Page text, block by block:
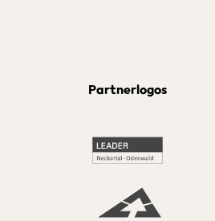
Partnerlogos